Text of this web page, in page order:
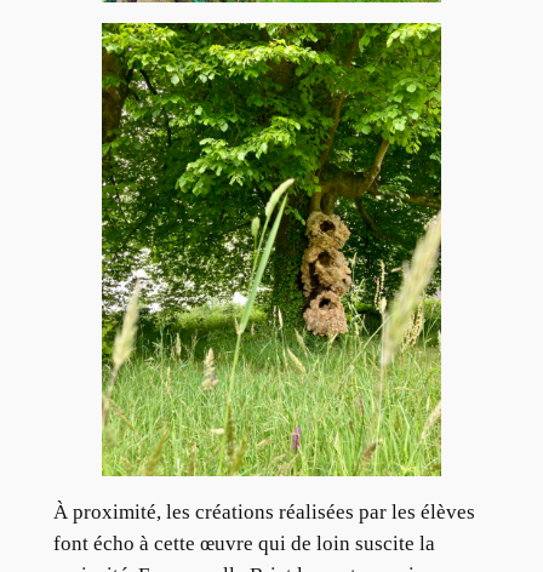
À proximité, les créations réalisées par les élèves
font écho à cette œuvre qui de loin suscite la